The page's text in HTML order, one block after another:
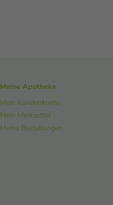
Meine Apotheke
Mein Kundenkonto
Mein Merkzettel
Meine Bestellungen